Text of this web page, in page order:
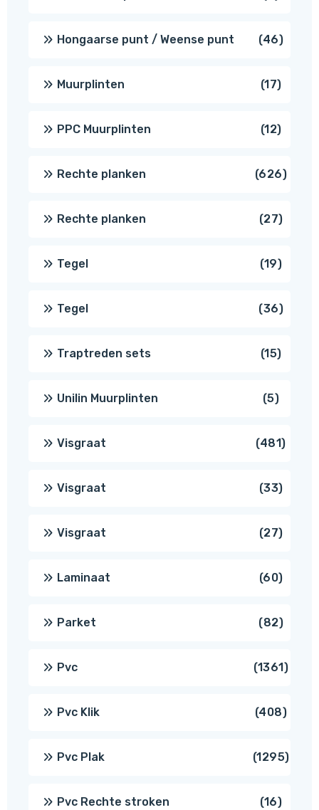
Hongaarse punt / Weense punt 4646
Muurplinten 1717
PPC Muurplinten 1212
Rechte planken 626626
Rechte planken 2727
Tegel 1919
Tegel 3636
Traptreden sets 1515
Unilin Muurplinten 55
Visgraat 481481
Visgraat 3333
Visgraat 2727
Laminaat 6060
Parket 8282
Pvc 13611361
Pvc Klik 408408
Pvc Plak 12951295
Pvc Rechte stroken 1616